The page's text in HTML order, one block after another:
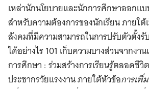
เหล่านักนโยบายและนักการศึกษาออกแ
สำหรับความต้องการของนักเรียน ภายใต้
สังคมที่มีความสามารถในการปรับตัวตั้ง
ได้อย่างไร 101 เก็บความบางส่วนจากงา
การศึกษา : ร่วมสร้างการเรียนรู้ตลอดชีวิ
ประชากรวัยแรงงาน ภายใต้หัวข้อการเพิ่